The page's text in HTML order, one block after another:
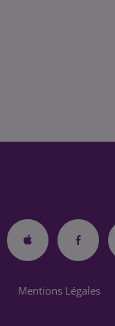
Mentions Légales